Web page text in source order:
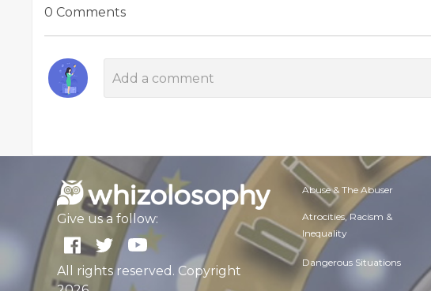
0 Comments
Give us a follow:
All rights reserved. Copyright
Abuse & The Abuser
Atrocities, Racism &
Inequality
Dangerous Situations